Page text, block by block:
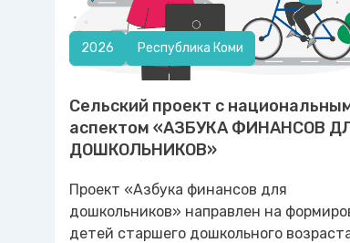
2026 Республика Коми
Сельский проект с
аспектом «АЗБУКА ФИНАНСОВ
ДОШКОЛЬНИКОВ»
Проект «Азбука финансов для
дошкольников» направлен на
детей старшего дошкольного